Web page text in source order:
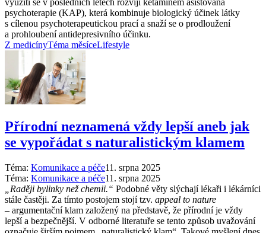
využití se v posledních letech rozvíjí ketaminem asistovaná
psychoterapie (KAP), která kombinuje biologický účinek látky
s cílenou psychoterapeutickou prací a snaží se o prodloužení
a prohloubení antidepresivního účinku.
Z medicínyTéma měsíceLifestyle
Přírodní neznamená vždy lepší aneb jak
se vypořádat s naturalistickým klamem
Téma: Komunikace a péče11. srpna 2025
Téma: Komunikace a péče11. srpna 2025
„Raději bylinky než chemii.“ Podobné věty slýchají lékaři i lékárníci
stále častěji. Za tímto postojem stojí tzv. appeal to nature
–⁠ argumentační klam založený na představě, že přírodní je vždy
lepší a bezpečnější. V odborné literatuře se tento způsob uvažování